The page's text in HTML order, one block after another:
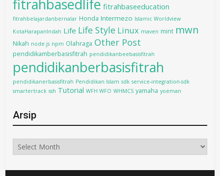
fitrahbasedlife fitrahbaseeducation
fitrahbelajardanbernalar Honda Intermezo Islamic Worldview
KotaHarapanIndah Life Life Style Linux maven mint mwn
Nikah node.js npm Olahraga Other Post
pendidikamberbasisfitrah pendidikanbeebasisfitrah
pendidikanberbasisfitrah
pendidikanerbasisfitrah Pendidikan Islam sdk service-integration-sdk
smartertrack ssh Tutorial WFH WFO WHMCS yamaha yoeman
Arsip
Arsip